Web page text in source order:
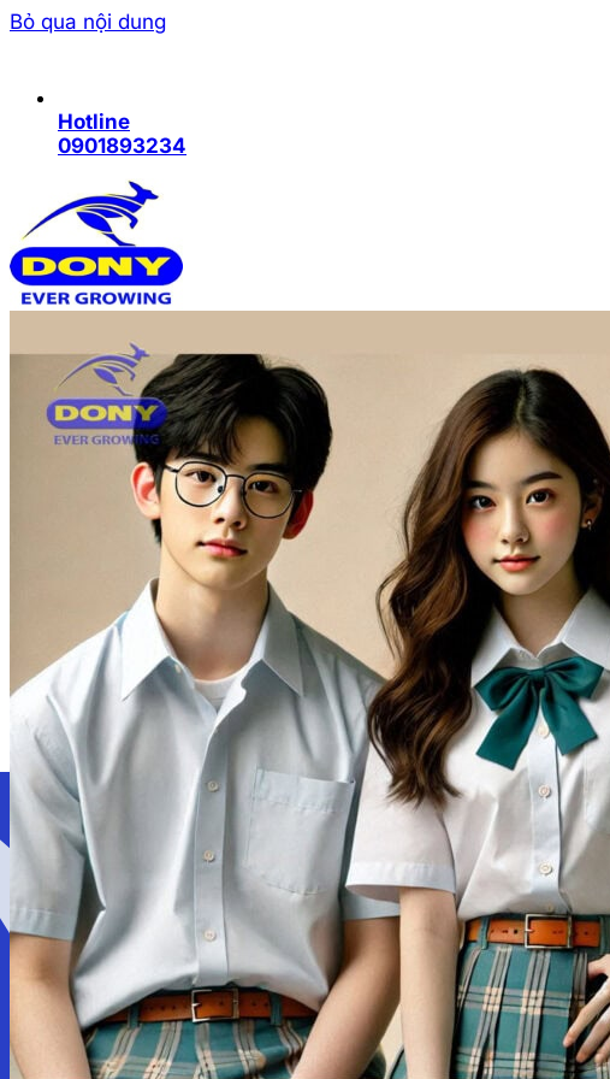
Bỏ qua nội dung
Hotline
0901893234
Trang chủ
Giới thiệu
LOẠI ĐỒNG PHỤC
Áo thun đồng phục
Áo polo đồng phục
Áo sơ mi đồng phục
Áo khoác đồng phục
LĨNH VỰC